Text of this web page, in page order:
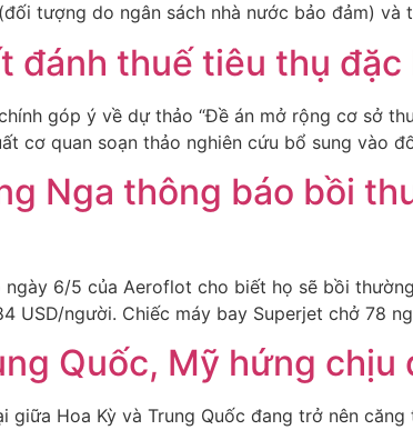
tượng do ngân sách nhà nước bảo đảm)
đánh thuế tiêu thụ
góp ý về dự thảo “Đề án mở rộng cơ sở
cơ quan soạn thảo nghiên cứu bổ sung vào
Nga thông báo bồi
ngày 6/5 của Aeroflot cho biết họ sẽ bồi
USD/người. Chiếc máy bay Superjet chở
Quốc, Mỹ hứng
giữa Hoa Kỳ và Trung Quốc đang trở nên